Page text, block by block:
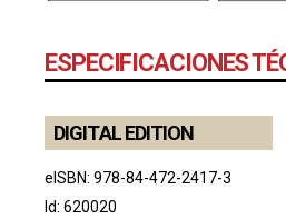
ESPECIFICACIONES
DIGITAL EDITION
eISBN: 978-84-472-2417-3
Id: 620020